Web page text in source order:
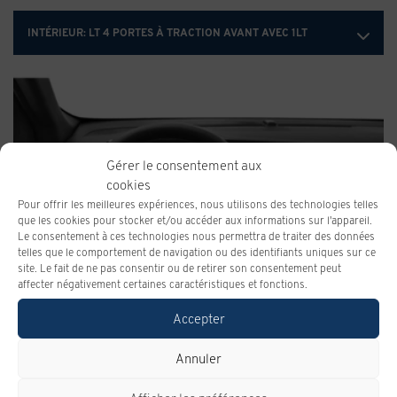
Gérer le consentement aux
cookies
Pour offrir les meilleures expériences, nous utilisons des technologies telles
que les cookies pour stocker et/ou accéder aux informations sur l'appareil.
Le consentement à ces technologies nous permettra de traiter des données
telles que le comportement de navigation ou des identifiants uniques sur ce
site. Le fait de ne pas consentir ou de retirer son consentement peut
affecter négativement certaines caractéristiques et fonctions.
Accepter
Annuler
INTÉRIEUR: LT 4 PORTES À TRACTION AVANT AVEC 1LT